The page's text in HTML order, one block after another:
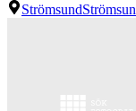
Strömsund